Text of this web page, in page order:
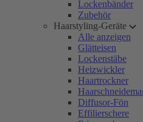
Lockenbänder
Zubehör
Haarstyling-Geräte
Alle anzeigen
Glätteisen
Lockenstäbe
Heizwickler
Haartrockner
Diffusor-Fön
Effilierschere